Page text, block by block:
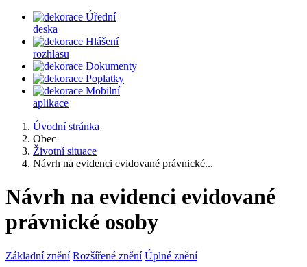
Úřední
deska
Hlášení
rozhlasu
Dokumenty
Poplatky
Mobilní
aplikace
Úvodní stránka
Obec
Životní situace
Návrh na evidenci evidované právnické...
Návrh na evidenci evidované
právnické osoby
Základní znění Rozšířené znění Úplné znění